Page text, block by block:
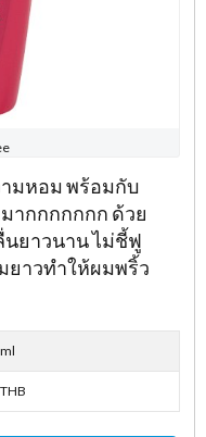
มหอม พร้อมกับ
ากกกกกกก ด้วย
ยาวนาน ไม่ชี้ฟู
ยาวทำให้ผมพริ้ว